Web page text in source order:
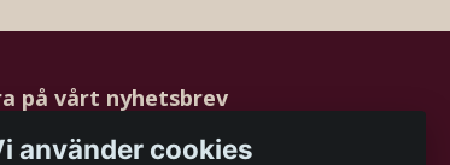
på vårt nyhetsbrev
använder cookies